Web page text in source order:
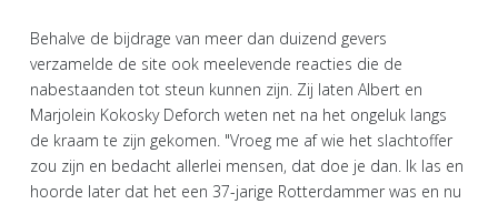
Behalve de bijdrage van meer dan duizend gevers
verzamelde de site ook meelevende reacties die de
nabestaanden tot steun kunnen zijn. Zij laten Albert en
Marjolein Kokosky Deforch weten net na het ongeluk langs
de kraam te zijn gekomen. "Vroeg me af wie het slachtoffer
zou zijn en bedacht allerlei mensen, dat doe je dan. Ik las en
hoorde later dat het een 37-jarige Rotterdammer was en nu